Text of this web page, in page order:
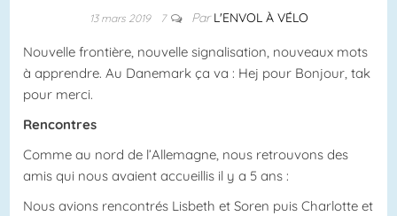
13 mars 2019 7 ParL'ENVOL À VÉLO
Nouvelle frontière, nouvelle signalisation, nouveaux mots
à apprendre. Au Danemark ça va : Hej pour Bonjour, tak
pour merci.
Rencontres
Comme au nord de l’Allemagne, nous retrouvons des
amis qui nous avaient accueillis il y a 5 ans :
Nous avions rencontrés Lisbeth et Soren puis Charlotte et